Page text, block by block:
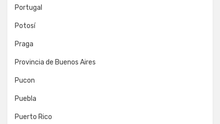
Portugal
Potosí
Praga
Provincia de Buenos Aires
Pucon
Puebla
Puerto Rico